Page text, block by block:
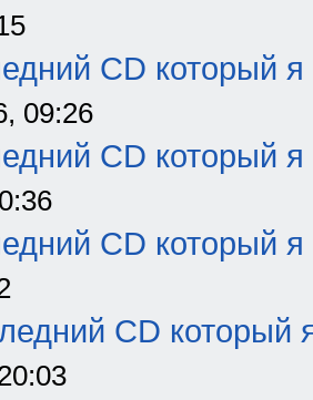
CD который я
09:26
CD который я
CD который я
CD который